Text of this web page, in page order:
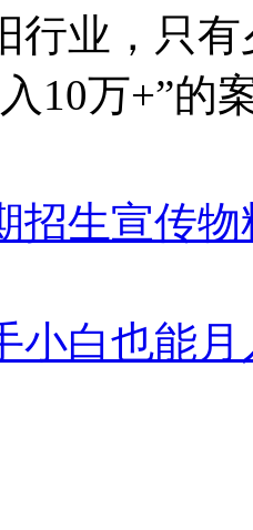
行业，只
10万+”的
招生宣传
小白也能